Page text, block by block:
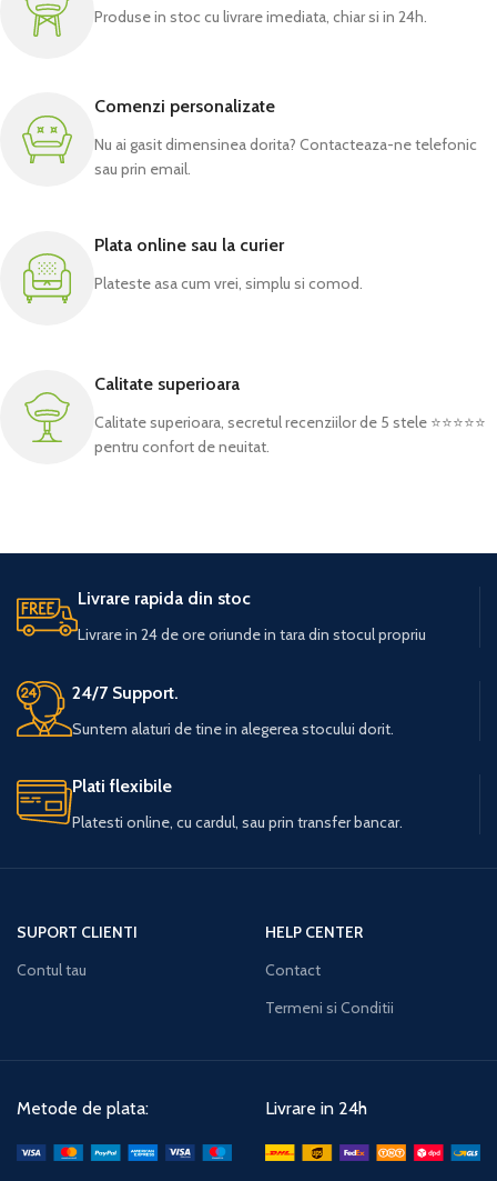
Produse in stoc cu livrare imediata, chiar si in 24h.
Comenzi personalizate
Nu ai gasit dimensinea dorita? Contacteaza-ne telefonic
sau prin email.
Plata online sau la curier
Plateste asa cum vrei, simplu si comod.
Calitate superioara
Calitate superioara, secretul recenziilor de 5 stele ⭐⭐⭐⭐⭐
pentru confort de neuitat.
Livrare rapida din stoc
Livrare in 24 de ore oriunde in tara din stocul propriu
24/7 Support.
Suntem alaturi de tine in alegerea stocului dorit.
Plati flexibile
Platesti online, cu cardul, sau prin transfer bancar.
SUPORT CLIENTI
Contul tau
HELP CENTER
Contact
Termeni si Conditii
Metode de plata: Livrare in 24h